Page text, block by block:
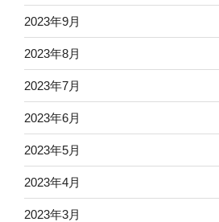
2023年9月
2023年8月
2023年7月
2023年6月
2023年5月
2023年4月
2023年3月